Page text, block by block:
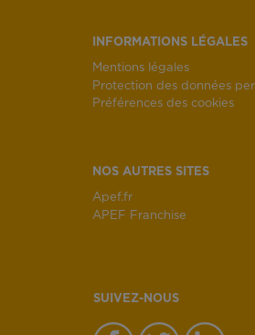
INFORMATIONS LÉGALES
Mentions légales
Protection des données
Préférences des cookies
NOS AUTRES SITES
Apef.fr
APEF Franchise
SUIVEZ-NOUS